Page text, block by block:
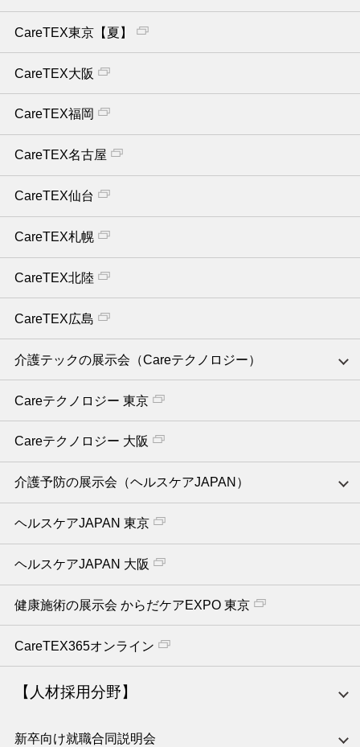
CareTEX東京【夏】
CareTEX大阪
CareTEX福岡
CareTEX名古屋
CareTEX仙台
CareTEX札幌
CareTEX北陸
CareTEX広島
介護テックの展示会（Careテクノロジー）
Careテクノロジー 東京
Careテクノロジー 大阪
介護予防の展示会（ヘルスケアJAPAN）
ヘルスケアJAPAN 東京
ヘルスケアJAPAN 大阪
健康施術の展示会 からだケアEXPO 東京
CareTEX365オンライン
【人材採用分野】
新卒向け就職合同説明会